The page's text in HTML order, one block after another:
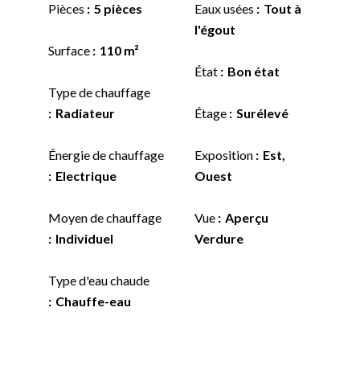
Pièces 5 pièces
Surface 110 m²
Type de chauffage
Radiateur
Énergie de chauffage
Electrique
Moyen de chauffage
Individuel
Type d'eau chaude
Chauffe-eau
Eaux usées
Tout à
l'égout
État Bon état
Étage Surélevé
Exposition
Est,
Ouest
Vue
Aperçu
Verdure